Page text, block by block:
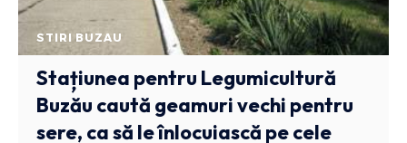
STIRI BUZAU
Stațiunea pentru Legumicultură
Buzău caută geamuri vechi pentru
sere, ca să le înlocuiască pe cele